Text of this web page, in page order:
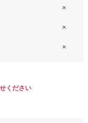
×
×
×
ください